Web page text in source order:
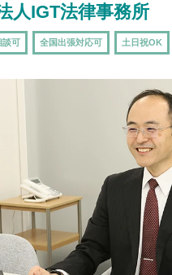
人IGT法律事務所
談可 全国出張対応可 土日祝OK